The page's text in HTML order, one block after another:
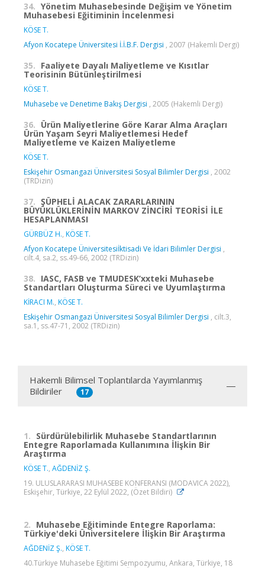
34. Yönetim Muhasebesinde Değişim ve Yönetim
Muhasebesi Eğitiminin İncelenmesi
KÖSE T.
Afyon Kocatepe Üniversitesi İ.İ.B.F. Dergisi , 2007 (Hakemli Dergi)
35. Faaliyete Dayalı Maliyetleme ve Kısıtlar
Teorisinin Bütünleştirilmesi
KÖSE T.
Muhasebe ve Denetime Bakış Dergisi , 2005 (Hakemli Dergi)
36. Ürün Maliyetlerine Göre Karar Alma Araçları
Ürün Yaşam Seyri Maliyetlemesi Hedef
Maliyetleme ve Kaizen Maliyetleme
KÖSE T.
Eskişehir Osmangazi Üniversitesi Sosyal Bilimler Dergisi , 2002
(TRDizin)
37. ŞÜPHELİ ALACAK ZARARLARININ
BÜYÜKLÜKLERİNİN MARKOV ZİNCİRİ TEORİSİ İLE
HESAPLANMASI
GÜRBÜZ H., KÖSE T.
Afyon Kocatepe Üniversitesiİktisadi Ve İdari Bilimler Dergisi ,
cilt.4, sa.2, ss.49-66, 2002 (TRDizin)
38. IASC, FASB ve TMUDESK’xxteki Muhasebe
Standartları Oluşturma Süreci ve Uyumlaştırma
KİRACI M., KÖSE T.
Eskişehir Osmangazi Üniversitesi Sosyal Bilimler Dergisi , cilt.3,
sa.1, ss.47-71, 2002 (TRDizin)
Hakemli Bilimsel Toplantılarda Yayımlanmış
Bildiriler
17
1. Sürdürülebilirlik Muhasebe Standartlarının
Entegre Raporlamada Kullanımına İlişkin Bir
Araştırma
KÖSE T., AĞDENİZ Ş.
19. ULUSLARARASI MUHASEBE KONFERANSI (MODAVICA 2022),
Eskişehir, Türkiye, 22 Eylül 2022, (Özet Bildiri)
2. Muhasebe Eğitiminde Entegre Raporlama:
Türkiye'deki Üniversitelere İlişkin Bir Araştırma
AĞDENİZ Ş., KÖSE T.
40.Türkiye Muhasebe Eğitimi Sempozyumu, Ankara, Türkiye, 18